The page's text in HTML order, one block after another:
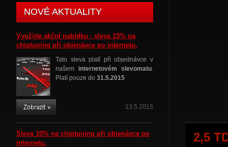
NOVÉ AKTUALITY
Využijte akční nabídku - sleva 15% na
chiptuning při objenávce po internetu.
Tato sleva platí při objednávce v
našem internetovém slevomatu.
Platí pouze do 31.5.2015
13.5.2015
Sleva 10% na chiptuning při objenávce po
internetu.
2,5